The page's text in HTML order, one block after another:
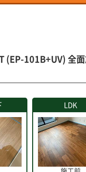
(EP-101B+UV) 全
LDK